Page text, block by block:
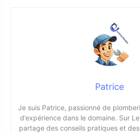
Patrice
Je suis Patrice, passionné de
d’expérience dans le domaine. Sur
partage des conseils pratiques et